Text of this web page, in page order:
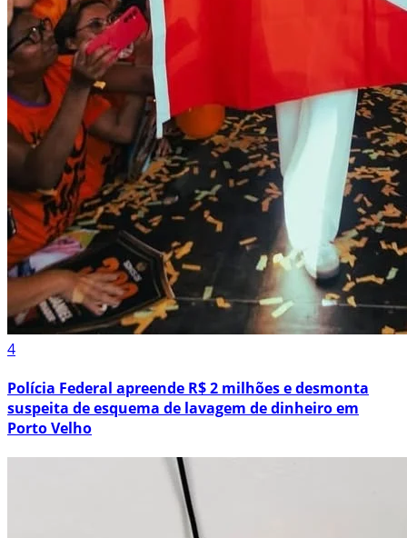
4
Polícia Federal apreende R$ 2 milhões e desmonta
suspeita de esquema de lavagem de dinheiro em
Porto Velho